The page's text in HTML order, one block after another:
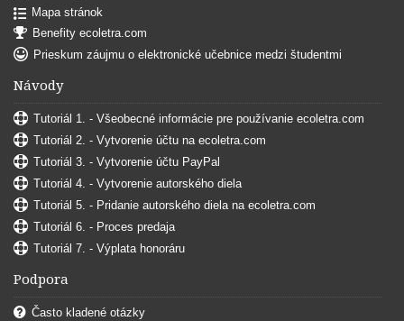
Mapa stránok
Benefity ecoletra.com
Prieskum záujmu o elektronické učebnice medzi študentmi
Návody
Tutoriál 1. - Všeobecné informácie pre používanie ecoletra.com
Tutoriál 2. - Vytvorenie účtu na ecoletra.com
Tutoriál 3. - Vytvorenie účtu PayPal
Tutoriál 4. - Vytvorenie autorského diela
Tutoriál 5. - Pridanie autorského diela na ecoletra.com
Tutoriál 6. - Proces predaja
Tutoriál 7. - Výplata honoráru
Podpora
Často kladené otázky